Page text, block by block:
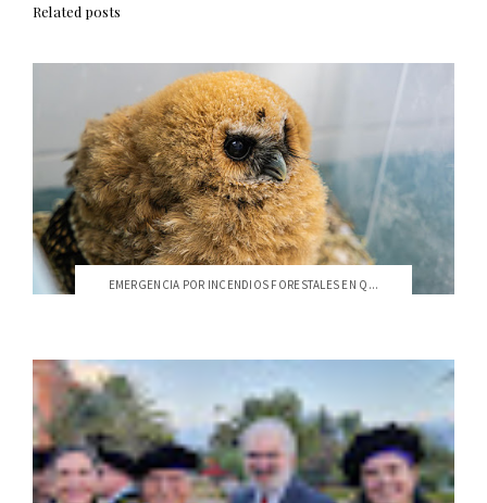
Related posts
EMERGENCIA POR INCENDIOS FORESTALES EN Q...